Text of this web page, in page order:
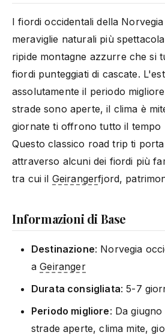
I fiordi occidentali della
meraviglie naturali più
ripide montagne azzurre che si
fiordi punteggiati di cascate.
assolutamente il periodo
strade sono aperte, il clima è
giornate ti offrono tutto il tempo
Questo classico road trip ti
attraverso alcuni dei fiordi più
tra cui il Geirangerfjord,
Informazioni di Base
Destinazione: Norvegia
aGeiranger
Durata consigliata: 5-7
Periodo migliore: Da
strade aperte, clima mite,